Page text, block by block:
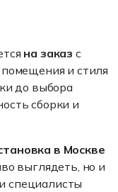
на заказ с
и стиля
до выбора
сборки и
в Москве
выглядеть, но и
специалисты